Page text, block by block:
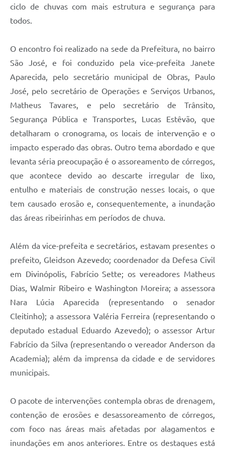
ciclo de chuvas com mais estrutura e segurança para
todos.
O encontro foi realizado na sede da Prefeitura, no bairro
São José, e foi conduzido pela vice-prefeita Janete
Aparecida, pelo secretário municipal de Obras, Paulo
José, pelo secretário de Operações e Serviços Urbanos,
Matheus Tavares, e pelo secretário de Trânsito,
Segurança Pública e Transportes, Lucas Estêvão, que
detalharam o cronograma, os locais de intervenção e o
impacto esperado das obras. Outro tema abordado e que
levanta séria preocupação é o assoreamento de córregos,
que acontece devido ao descarte irregular de lixo,
entulho e materiais de construção nesses locais, o que
tem causado erosão e, consequentemente, a inundação
das áreas ribeirinhas em períodos de chuva.
Além da vice-prefeita e secretários, estavam presentes o
prefeito, Gleidson Azevedo; coordenador da Defesa Civil
em Divinópolis, Fabrício Sette; os vereadores Matheus
Dias, Walmir Ribeiro e Washington Moreira; a assessora
Nara Lúcia Aparecida (representando o senador
Cleitinho); a assessora Valéria Ferreira (representando o
deputado estadual Eduardo Azevedo); o assessor Artur
Fabrício da Silva (representando o vereador Anderson da
Academia); além da imprensa da cidade e de servidores
municipais.
O pacote de intervenções contempla obras de drenagem,
contenção de erosões e desassoreamento de córregos,
com foco nas áreas mais afetadas por alagamentos e
inundações em anos anteriores. Entre os destaques está